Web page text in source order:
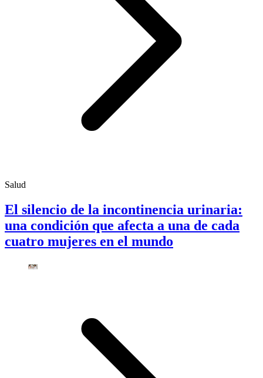
Salud
El silencio de la incontinencia urinaria:
una condición que afecta a una de cada
cuatro mujeres en el mundo